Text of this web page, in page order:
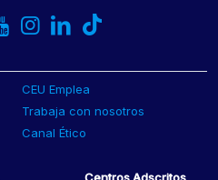
CEU Emplea
Trabaja con nosotros
Canal Ético